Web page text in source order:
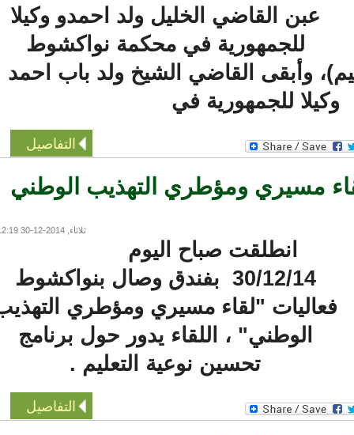
عبن القاضي الخليل ولد احمدو وكيلا
للجمهورية في محكمة نواكشوط
وأبقى القاضي الشيخ ولد باب احمد
للجمهورية في
التفاصيل
مسيري ومؤطري التهذيب الوطني
ثلاثاء, 2014-12-30 12:19
انطلقت صباح اليوم
30/12/14 بفندق وصال بنواكشوط
فعاليات "لقاء مسيري ومؤطري التهذيب
الوطني" ، اللقاء يدور حول برنامج
تحسين نوعية التعليم .
التفاصيل